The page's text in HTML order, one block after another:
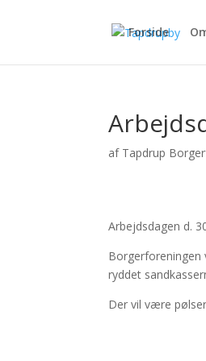
Forside
af Tapdrup
Arbejdsdagen d.
Borgerforeningen
ryddet
Der vil være